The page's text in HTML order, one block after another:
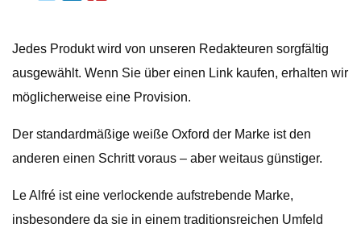
Jedes Produkt wird von unseren Redakteuren sorgfältig
ausgewählt. Wenn Sie über einen Link kaufen, erhalten wir
möglicherweise eine Provision.
Der standardmäßige weiße Oxford der Marke ist den
anderen einen Schritt voraus – aber weitaus günstiger.
Le Alfré ist eine verlockende aufstrebende Marke,
insbesondere da sie in einem traditionsreichen Umfeld